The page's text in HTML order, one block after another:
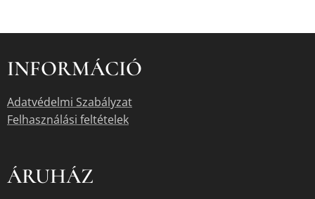
INFORMÁCIÓ
Adatvédelmi Szabályzat
Felhasználási feltételek
ÁRUHÁZ